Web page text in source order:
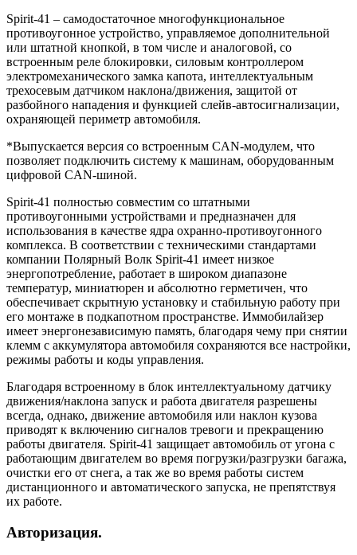
Spirit-41 – самодостаточное многофункциональное
противоугонное устройство, управляемое дополнительной
или штатной кнопкой, в том числе и аналоговой, со
встроенным реле блокировки, силовым контроллером
электромеханического замка капота, интеллектуальным
трехосевым датчиком наклона/движения, защитой от
разбойного нападения и функцией слейв-автосигнализации,
охраняющей периметр автомобиля.
*Выпускается версия со встроенным CAN-модулем, что
позволяет подключить систему к машинам, оборудованным
цифровой CAN-шиной.
Spirit-41 полностью совместим со штатными
противоугонными устройствами и предназначен для
использования в качестве ядра охранно-противоугонного
комплекса. В соответствии с техническими стандартами
компании Полярный Волк Spirit-41 имеет низкое
энергопотребление, работает в широком диапазоне
температур, миниатюрен и абсолютно герметичен, что
обеспечивает скрытную установку и стабильную работу при
его монтаже в подкапотном пространстве. Иммобилайзер
имеет энергонезависимую память, благодаря чему при снятии
клемм с аккумулятора автомобиля сохраняются все настройки,
режимы работы и коды управления.
Благодаря встроенному в блок интеллектуальному датчику
движения/наклона запуск и работа двигателя разрешены
всегда, однако, движение автомобиля или наклон кузова
приводят к включению сигналов тревоги и прекращению
работы двигателя. Spirit-41 защищает автомобиль от угона с
работающим двигателем во время погрузки/разгрузки багажа,
очистки его от снега, а так же во время работы систем
дистанционного и автоматического запуска, не препятствуя
их работе.
Авторизация.